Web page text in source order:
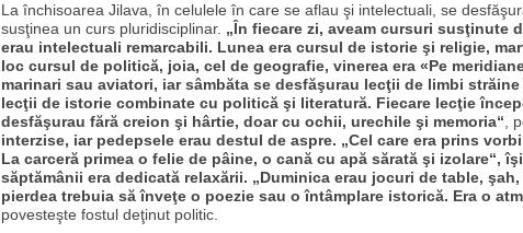
La închisoarea Jilava, în celulele în care se aflau şi intelectuali, se
susţinea un curs pluridisciplinar. „În fiecare zi, aveam cursuri
erau intelectuali remarcabili. Lunea era cursul de istorie şi religie,
loc cursul de politică, joia, cel de geografie, vinerea era «Pe
marinari sau aviatori, iar sâmbăta se desfăşurau lecţii de limbi
lecţii de istorie combinate cu politică şi literatură. Fiecare lecţie
desfăşurau fără creion şi hârtie, doar cu ochii, urechile şi memoria“ ,
interzise, iar pedepsele erau destul de aspre. „Cel care era prins
La carceră primea o felie de pâine, o cană cu apă sărată şi izolare“,
săptămânii era dedicată relaxării. „Duminica erau jocuri de table,
pierdea trebuia să înveţe o poezie sau o întâmplare istorică. Era o
povesteşte fostul deţinut politic.